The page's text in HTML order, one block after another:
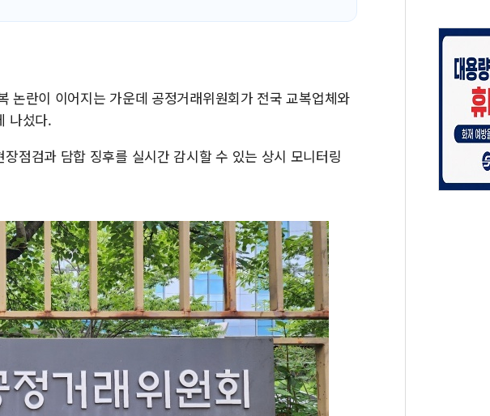
논란이 이어지는 가운데 공정거래위원회가 전국 교복업체와
나섰다.
점검과 담합 징후를 실시간 감시할 수 있는 상시 모니터링